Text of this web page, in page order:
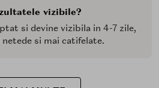
vizibile?
si devine vizibila in 4-7 zile,
si mai catifelate.